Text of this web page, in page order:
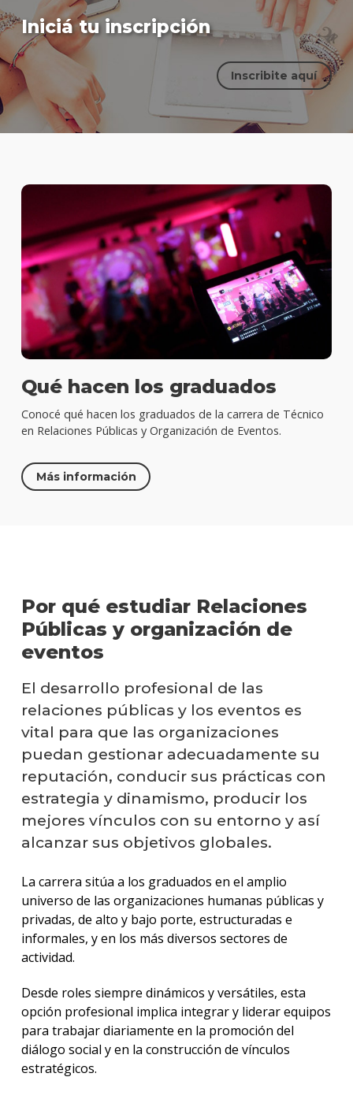
Iniciá tu inscripción
Inscribite aquí
Qué hacen los graduados
Conocé qué hacen los graduados de la carrera de Técnico
en Relaciones Públicas y Organización de Eventos.
Más información
Por qué estudiar Relaciones
Públicas y organización de
eventos
El desarrollo profesional de las
relaciones públicas y los eventos es
vital para que las organizaciones
puedan gestionar adecuadamente su
reputación, conducir sus prácticas con
estrategia y dinamismo, producir los
mejores vínculos con su entorno y así
alcanzar sus objetivos globales.
La carrera sitúa a los graduados en el amplio
universo de las organizaciones humanas públicas y
privadas, de alto y bajo porte, estructuradas e
informales, y en los más diversos sectores de
actividad.
Desde roles siempre dinámicos y versátiles, esta
opción profesional implica integrar y liderar equipos
para trabajar diariamente en la promoción del
diálogo social y en la construcción de vínculos
estratégicos.